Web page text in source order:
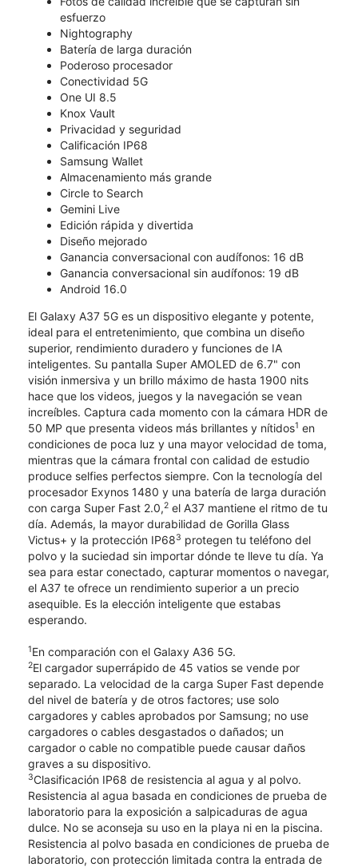
esfuerzo
Nightography
Batería de larga duración
Poderoso procesador
Conectividad 5G
One UI 8.5
Knox Vault
Privacidad y seguridad
Calificación IP68
Samsung Wallet
Almacenamiento más grande
Circle to Search
Gemini Live
Edición rápida y divertida
Diseño mejorado
Ganancia conversacional con audífonos: 16 dB
Ganancia conversacional sin audífonos: 19 dB
Android 16.0
El Galaxy A37 5G es un dispositivo elegante y potente,
ideal para el entretenimiento, que combina un diseño
superior, rendimiento duradero y funciones de IA
inteligentes. Su pantalla Super AMOLED de 6.7" con
visión inmersiva y un brillo máximo de hasta 1900 nits
hace que los videos, juegos y la navegación se vean
increíbles. Captura cada momento con la cámara HDR de
50 MP que presenta videos más brillantes y nítidos1 en
condiciones de poca luz y una mayor velocidad de toma,
mientras que la cámara frontal con calidad de estudio
produce selfies perfectos siempre. Con la tecnología del
procesador Exynos 1480 y una batería de larga duración
con carga Super Fast 2.0,2 el A37 mantiene el ritmo de tu
día. Además, la mayor durabilidad de Gorilla Glass
Victus+ y la protección IP683 protegen tu teléfono del
polvo y la suciedad sin importar dónde te lleve tu día. Ya
sea para estar conectado, capturar momentos o navegar,
el A37 te ofrece un rendimiento superior a un precio
asequible. Es la elección inteligente que estabas
esperando.
1En comparación con el Galaxy A36 5G.
2El cargador superrápido de 45 vatios se vende por
separado. La velocidad de la carga Super Fast depende
del nivel de batería y de otros factores; use solo
cargadores y cables aprobados por Samsung; no use
cargadores o cables desgastados o dañados; un
cargador o cable no compatible puede causar daños
graves a su dispositivo.
3Clasificación IP68 de resistencia al agua y al polvo.
Resistencia al agua basada en condiciones de prueba de
laboratorio para la exposición a salpicaduras de agua
dulce. No se aconseja su uso en la playa ni en la piscina.
Resistencia al polvo basada en condiciones de prueba de
laboratorio, con protección limitada contra la entrada de